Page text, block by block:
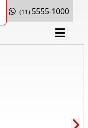
(11) 5555-1000